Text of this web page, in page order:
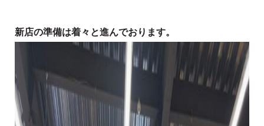
新店の準備は着々と進んでおります。